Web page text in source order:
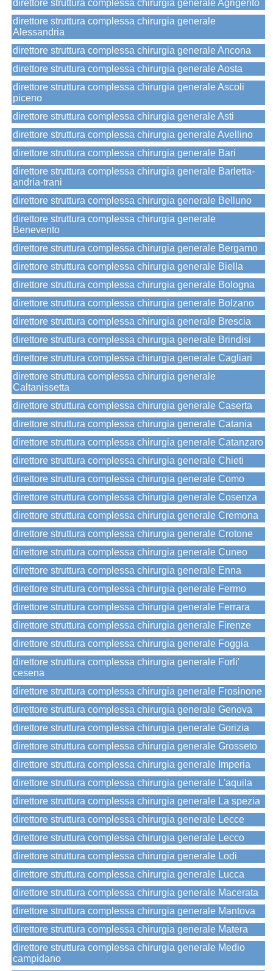
direttore struttura complessa chirurgia generale Agrigento
direttore struttura complessa chirurgia generale
Alessandria
direttore struttura complessa chirurgia generale Ancona
direttore struttura complessa chirurgia generale Aosta
direttore struttura complessa chirurgia generale Ascoli
piceno
direttore struttura complessa chirurgia generale Asti
direttore struttura complessa chirurgia generale Avellino
direttore struttura complessa chirurgia generale Bari
direttore struttura complessa chirurgia generale Barletta-
andria-trani
direttore struttura complessa chirurgia generale Belluno
direttore struttura complessa chirurgia generale
Benevento
direttore struttura complessa chirurgia generale Bergamo
direttore struttura complessa chirurgia generale Biella
direttore struttura complessa chirurgia generale Bologna
direttore struttura complessa chirurgia generale Bolzano
direttore struttura complessa chirurgia generale Brescia
direttore struttura complessa chirurgia generale Brindisi
direttore struttura complessa chirurgia generale Cagliari
direttore struttura complessa chirurgia generale
Caltanissetta
direttore struttura complessa chirurgia generale Caserta
direttore struttura complessa chirurgia generale Catania
direttore struttura complessa chirurgia generale Catanzaro
direttore struttura complessa chirurgia generale Chieti
direttore struttura complessa chirurgia generale Como
direttore struttura complessa chirurgia generale Cosenza
direttore struttura complessa chirurgia generale Cremona
direttore struttura complessa chirurgia generale Crotone
direttore struttura complessa chirurgia generale Cuneo
direttore struttura complessa chirurgia generale Enna
direttore struttura complessa chirurgia generale Fermo
direttore struttura complessa chirurgia generale Ferrara
direttore struttura complessa chirurgia generale Firenze
direttore struttura complessa chirurgia generale Foggia
direttore struttura complessa chirurgia generale Forli'
cesena
direttore struttura complessa chirurgia generale Frosinone
direttore struttura complessa chirurgia generale Genova
direttore struttura complessa chirurgia generale Gorizia
direttore struttura complessa chirurgia generale Grosseto
direttore struttura complessa chirurgia generale Imperia
direttore struttura complessa chirurgia generale L'aquila
direttore struttura complessa chirurgia generale La spezia
direttore struttura complessa chirurgia generale Lecce
direttore struttura complessa chirurgia generale Lecco
direttore struttura complessa chirurgia generale Lodi
direttore struttura complessa chirurgia generale Lucca
direttore struttura complessa chirurgia generale Macerata
direttore struttura complessa chirurgia generale Mantova
direttore struttura complessa chirurgia generale Matera
direttore struttura complessa chirurgia generale Medio
campidano